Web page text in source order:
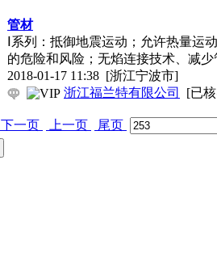
管材
Ⅰ系列：抵御地震运动；允许热量运
的危险和风险；无焰连接技术、减少
2018-01-17 11:38 [浙江宁波市]
浙江福兰特有限公司
[已
下一页 上一页 尾页